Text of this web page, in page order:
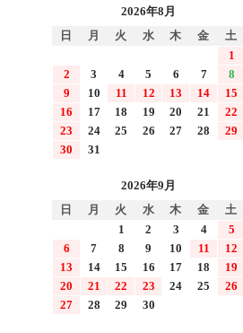
2026年8月
日
月 火 水 木 金
土
1
2
3 4 5 6 7
8
9
10 11 12 13 14
15
16
17 18 19 20 21
22
23
24 25 26 27 28
29
30
31
2026年9月
日
月 火 水 木 金
土
1
2 3 4
5
6
7 8 9 10 11
12
13
14 15 16 17 18
19
20
21 22 23 24 25
26
27
28 29 30